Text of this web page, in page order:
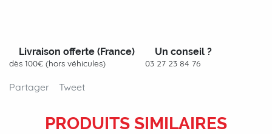
Livraison offerte (France)
dès 100€ (hors véhicules)
Un conseil ?
03 27 23 84 76
Partager Tweet
PRODUITS SIMILAIRES